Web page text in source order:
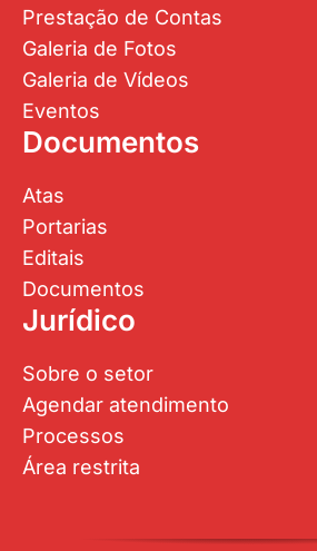
Prestação de Contas
Galeria de Fotos
Galeria de Vídeos
Eventos
Documentos
Atas
Portarias
Editais
Documentos
Jurídico
Sobre o setor
Agendar atendimento
Processos
Área restrita